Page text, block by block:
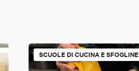
SCUOLE DI CUCINA E SFOGLINE